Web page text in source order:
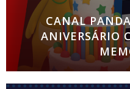
CANAL
ANIVERSÁRIO
Evento promete reunir
de famílias no Coliseu